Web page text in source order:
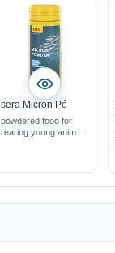
sera Micron Pó
powdered food for
rearing young animals